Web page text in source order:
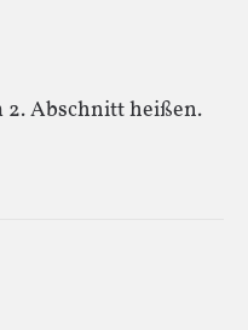
2. Abschnitt heißen.